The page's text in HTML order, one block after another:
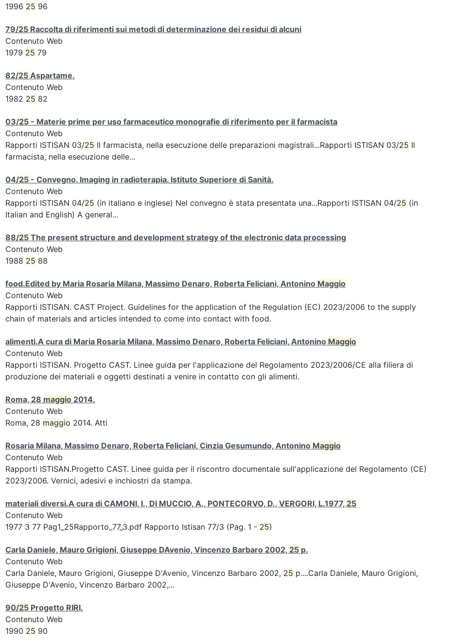
1996 25 96
79/25 Raccolta di riferimenti sui metodi di determinazione dei residui di alcuni
Contenuto Web
1979 25 79
82/25 Aspartame.
Contenuto Web
1982 25 82
03/25 - Materie prime per uso farmaceutico monografie di riferimento per il farmacista
Contenuto Web
Rapporti ISTISAN 03/25 Il farmacista, nella esecuzione delle preparazioni magistrali...Rapporti ISTISAN 03/25 Il
farmacista, nella esecuzione delle...
04/25 - Convegno. Imaging in radioterapia. Istituto Superiore di Sanità.
Contenuto Web
Rapporti ISTISAN 04/25 (in italiano e inglese) Nel convegno è stata presentata una...Rapporti ISTISAN 04/25 (in
Italian and English) A general...
88/25 The present structure and development strategy of the electronic data processing
Contenuto Web
1988 25 88
food.Edited by Maria Rosaria Milana, Massimo Denaro, Roberta Feliciani, Antonino Maggio
Contenuto Web
Rapporti ISTISAN. CAST Project. Guidelines for the application of the Regulation (EC) 2023/2006 to the supply
chain of materials and articles intended to come into contact with food.
alimenti.A cura di Maria Rosaria Milana, Massimo Denaro, Roberta Feliciani, Antonino Maggio
Contenuto Web
Rapporti ISTISAN. Progetto CAST. Linee guida per l'applicazione del Regolamento 2023/2006/CE alla filiera di
produzione dei materiali e oggetti destinati a venire in contatto con gli alimenti.
Roma, 28 maggio 2014.
Contenuto Web
Roma, 28 maggio 2014. Atti
Rosaria Milana, Massimo Denaro, Roberta Feliciani, Cinzia Gesumundo, Antonino Maggio
Contenuto Web
Rapporti ISTISAN.Progetto CAST. Linee guida per il riscontro documentale sull'applicazione del Regolamento (CE)
2023/2006. Vernici, adesivi e inchiostri da stampa.
materiali diversi.A cura di CAMONI, I., DI MUCCIO, A., PONTECORVO, D., VERGORI, L.1977, 25
Contenuto Web
1977 3 77 Pag1_25Rapporto_77_3.pdf Rapporto Istisan 77/3 (Pag. 1 - 25)
Carla Daniele, Mauro Grigioni, Giuseppe DAvenio, Vincenzo Barbaro 2002, 25 p.
Contenuto Web
Carla Daniele, Mauro Grigioni, Giuseppe D'Avenio, Vincenzo Barbaro 2002, 25 p....Carla Daniele, Mauro Grigioni,
Giuseppe D'Avenio, Vincenzo Barbaro 2002,...
90/25 Progetto RIRI.
Contenuto Web
1990 25 90